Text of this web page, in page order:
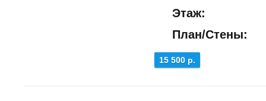
Этаж:
План/Стены:
15 500 р.